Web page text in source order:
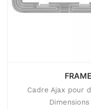
Cadre Ajax pour